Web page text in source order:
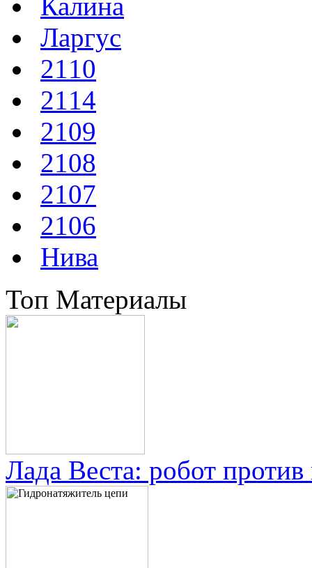
Ларгус
2110
2114
2109
2108
2107
2106
Нива
Топ Материалы
Лада Веста: робот